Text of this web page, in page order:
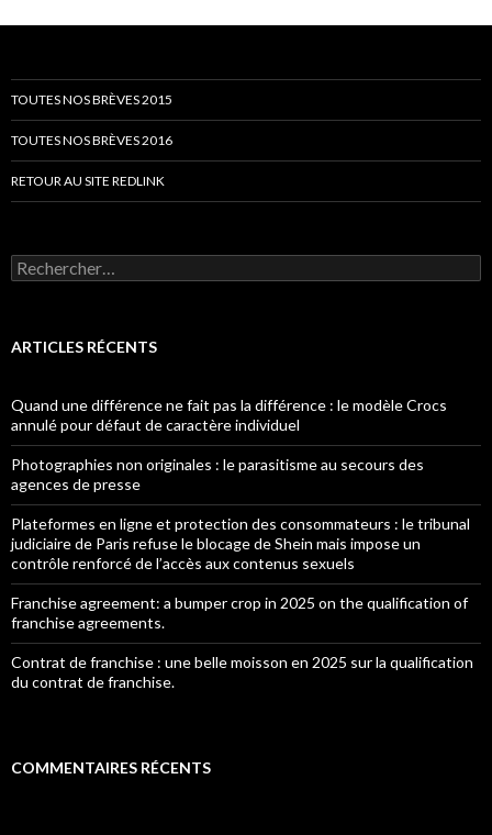
TOUTES NOS BRÈVES 2015
TOUTES NOS BRÈVES 2016
RETOUR AU SITE REDLINK
Rechercher :
ARTICLES RÉCENTS
Quand une différence ne fait pas la différence : le modèle Crocs
annulé pour défaut de caractère individuel
Photographies non originales : le parasitisme au secours des
agences de presse
Plateformes en ligne et protection des consommateurs : le tribunal
judiciaire de Paris refuse le blocage de Shein mais impose un
contrôle renforcé de l’accès aux contenus sexuels
Franchise agreement: a bumper crop in 2025 on the qualification of
franchise agreements.
Contrat de franchise : une belle moisson en 2025 sur la qualification
du contrat de franchise.
COMMENTAIRES RÉCENTS